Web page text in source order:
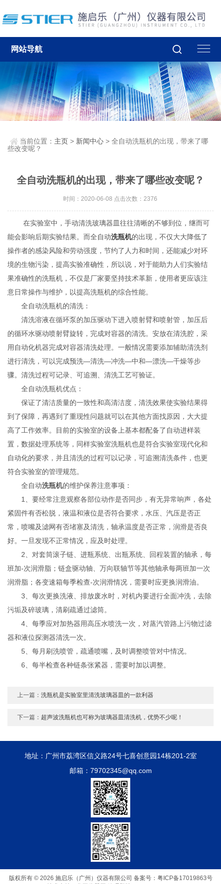
网站导航
当前位置： 主页 > 新闻中心 > 全自动洗瓶机的出现，带来了哪
些改变呢？
全自动洗瓶机的出现，带来了哪些改变呢？
时间：2020-06-08 点击次数：2376
在实验室中，手动清洗玻璃器皿往往清晰的不够到位，继而可
能会影响后期实验结果。而全自动洗瓶机的出现，不仅大大降低了
操作者的感染风险和劳动强度，节约了人力和时间，还能减少对环
境的生物污染，提高实验准确性，所以说，对于能助力人们实验结
果准确性的洗瓶机，不仅是厂家要坚持技术革新，使用者更应该注
意日常操作与维护，以提高洗瓶机的综合性能。
全自动洗瓶机的清洗：
清洗溶液在循环泵的加压驱动下进入喷射臂和喷射管，加压后
的循环水驱动喷射臂旋转，完成对容器的清洗。安放在清洗腔，采
用自动化机器完成对容器清洗处理。一般情况需要添加辅助清洗剂
进行清洗，可以完成预洗—清洗—冲洗—中和—漂洗—干燥等步
骤。清洗过程可记录、可追溯、清洗工艺可验证。
全自动洗瓶机优点：
保证了清洁质量的一致性和高清洁度，清洗效果使实验结果得
到了保障，再遇到了重现性问题就可以在其他方面找原因，大大提
高了工作效率。目前的实验室的设备上基本都配备了自动进样装
置，数据处理系统等，同样实验室洗瓶机也是符合实验室现代化和
自动化的要求，并且清洗的过程可以记录，可追溯清洗条件，也更
符合实验室的管理规范。
全自动洗瓶机的维护保养注意事项：
1、要经常注意观察各部位动作是否同步，有无异常响声，各处
紧固件有否松脱，液温和液位是否符合要求，水压、汽压是否正
常，喷嘴及滤网有否堵塞及清洗，轴承温度是否正常，润滑是否良
好。一旦发现不正常情况，应及时处理。
2、对套筒滚子链、进瓶系统、出瓶系统、回程装置的轴承，每
班加-次润滑脂；链盒驱动轴、万向联轴节等其他轴承每两班加一次
润滑脂；各变速箱每季检查-次润滑情况，需要时应更换润滑油。
3、每次更换洗液、排放废水时，对机内要进行全面冲洗，去除
污垢及碎玻璃，清刷疏通过滤筒。
4、每季应对加热器用高压水喷洗一次，对蒸汽管路上污物过滤
器和液位探测器清洗一次。
5、每月刷洗喷管，疏通喷嘴，及时调整喷管对中情况。
6、每半检查各种链条张紧器，需要时加以调整。
上一篇：洗瓶机是实验室里清洗玻璃器皿的一款利器
下一篇： 超声波洗瓶机也可称为玻璃器皿清洗机，优势不少呢！
地址：广州市荔湾区信义路24号七喜创意园14栋201-2室
邮箱：79702345@qq.com
版权所有 © 2026 施启乐（广州）仪器有限公司 备案号：粤ICP备17019863号